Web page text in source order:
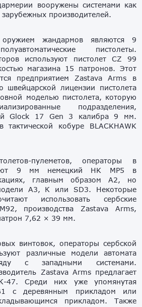
вооружены системами как
зарубежных производителей.
жандармов являются 9
пистолеты.
используют пистолет CZ 99
магазина 15 патронов. Этот
предприятием Zastava Arms в
швейцарской лицензии пистолета
моделью пистолета, которую
подразделения,
Glock 17 Gen 3 калибра 9 мм.
кобуре BLACKHAWK
пулеметов, операторы в
9 мм немецкий HK MP5 в
главным образом А2, но
А3, К или SD3. Некоторые
использовать сербские
производства Zastava Arms,
7,62 × 39 мм.
винтовок, операторы сербской
различные модели автомата
с западными системами.
Zastava Arms предлагает
47. Среди них уже упомянутая
с деревянным прикладом или
прикладом. Также